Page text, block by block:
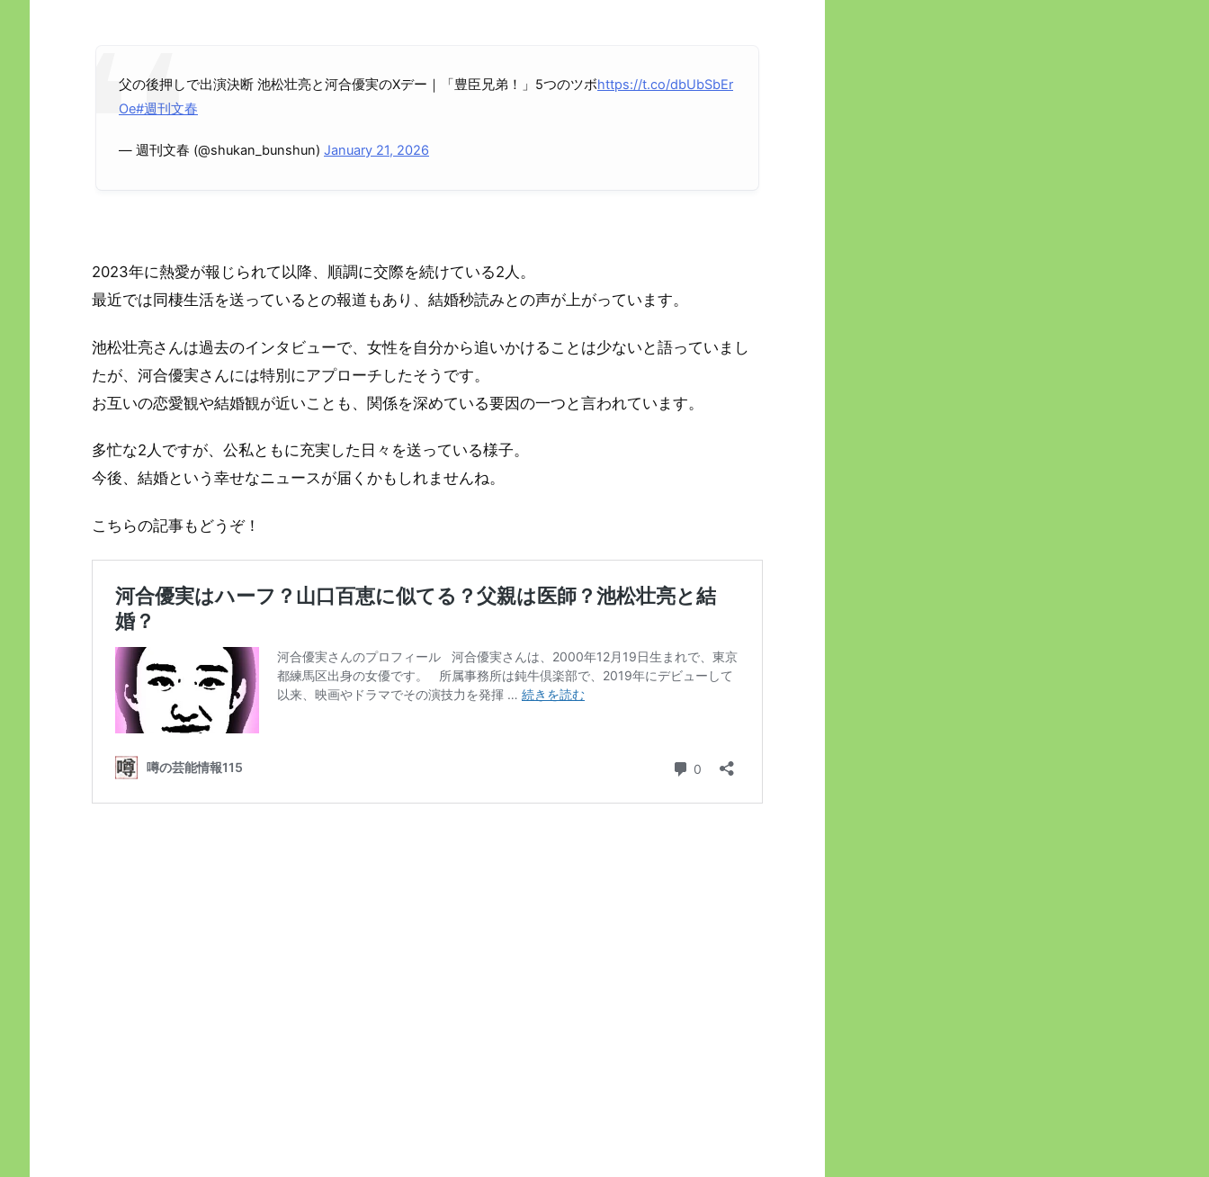
父の後押しで出演決断 池松壮亮と河合優実のⅩデー｜「豊臣兄弟！」5つのツボhttps://t.co/dbUbSbEr
Oe#週刊文春
— 週刊文春 (@shukan_bunshun) January 21, 2026
2023年に熱愛が報じられて以降、順調に交際を続けている2人。
最近では同棲生活を送っているとの報道もあり、結婚秒読みとの声が上がっています。
池松壮亮さんは過去のインタビューで、女性を自分から追いかけることは少ないと語っていまし
たが、河合優実さんには特別にアプローチしたそうです。
お互いの恋愛観や結婚観が近いことも、関係を深めている要因の一つと言われています。
多忙な2人ですが、公私ともに充実した日々を送っている様子。
今後、結婚という幸せなニュースが届くかもしれませんね。
こちらの記事もどうぞ！